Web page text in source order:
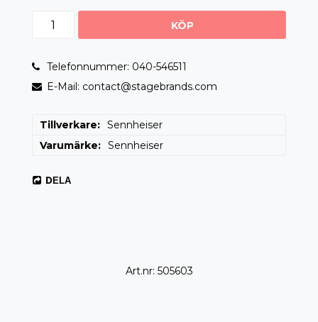
KÖP
Telefonnummer: 040-546511
E-Mail: contact@stagebrands.com
Tillverkare
Sennheiser
Varumärke
Sennheiser
DELA
Art.nr: 505603